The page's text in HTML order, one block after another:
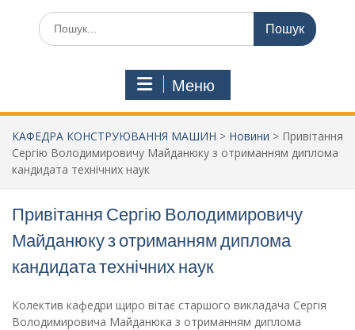
Шукати:
Меню
КАФЕДРА КОНСТРУЮВАННЯ МАШИН > Новини > Привітання
Сергію Володимировичу Майданюку з отриманням диплома
кандидата технічних наук
Привітання Сергію Володимировичу
Майданюку з отриманням диплома
кандидата технічних наук
Колектив кафедри щиро вітає старшого викладача Сергія
Володимировича Майданюка з отриманням диплома